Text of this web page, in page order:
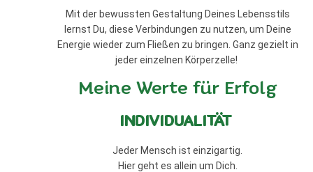
Mit der bewussten Gestaltung Deines Lebensstils
lernst Du, diese Verbindungen zu nutzen, um Deine
Energie wieder zum Fließen zu bringen. Ganz gezielt in
jeder einzelnen Körperzelle!
Meine Werte für Erfolg
INDIVIDUALITÄT
Jeder Mensch ist einzigartig.
Hier geht es allein um Dich.